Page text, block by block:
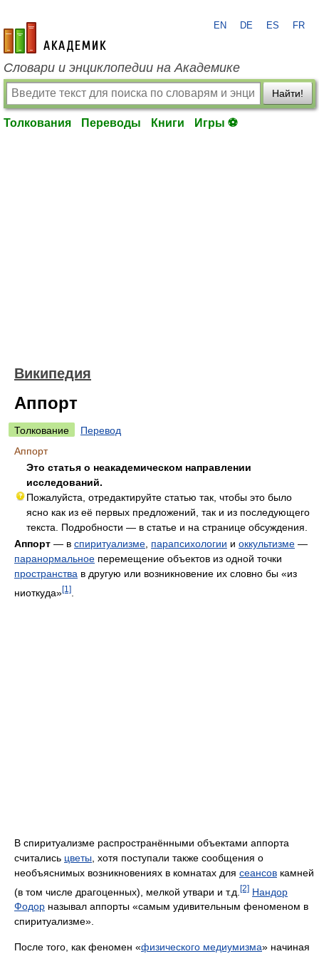
academic.ru
EN DE ES FR
Словари и энциклопедии на Академике
Найти!
Толкования Переводы Книги Игры ⚽
Википедия
Аппорт
Толкование
Перевод
Аппорт
Это статья о неакадемическом направлении
исследований.
Пожалуйста, отредактируйте статью так, чтобы это было
ясно как из её первых предложений, так и из последующего
текста. Подробности — в статье и на странице обсуждения.
Аппорт — в спиритуализме парапсихологии и оккультизме —
паранормальное перемещение объектов из одной точки
пространства в другую или возникновение их словно бы «из
ниоткуда»[1]
В спиритуализме распространёнными объектами аппорта
считались цветы , хотя поступали также сообщения о
необъяснимых возникновениях в комнатах для сеансов камней
(в том числе драгоценных), мелкой утвари и т.д. [2] Нандор
Фодор называл аппорты «самым удивительным феноменом в
спиритуализме».
После того, как феномен «физического медиумизма» начиная